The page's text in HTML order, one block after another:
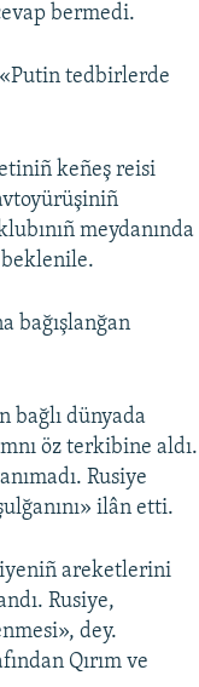
bermedi.
tedbirlerde
keñeş reisi
meydanında
beklenile.
bağışlanğan
bağlı dünyada
öz terkibine aldı.
Rusiye
ilân etti.
areketlerini
Rusiye,
dey.
Qırım ve